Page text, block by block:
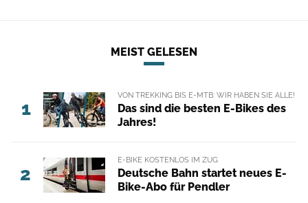
MEIST GELESEN
1
VON TREKKING BIS E-MTB: WIR HABEN SIE ALLE!
Das sind die besten E-Bikes des
Jahres!
2
E-BIKE KOSTENLOS IM ZUG
Deutsche Bahn startet neues E-
Bike-Abo für Pendler